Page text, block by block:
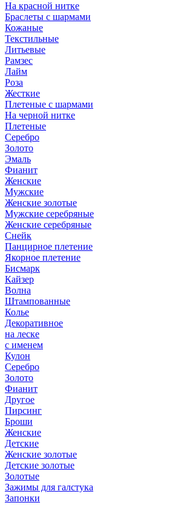
На красной нитке
Браслеты с шармами
Кожаные
Текстильные
Литьевые
Рамзес
Лайм
Роза
Жесткие
Плетеные с шармами
На черной нитке
Плетеные
Серебро
Золото
Эмаль
Фианит
Женские
Мужские
Женские золотые
Мужские серебряные
Женские серебряные
Снейк
Панцирное плетение
Якорное плетение
Бисмарк
Кайзер
Волна
Штампованные
Колье
Декоративное
на леске
с именем
Кулон
Серебро
Золото
Фианит
Другое
Пирсинг
Броши
Женские
Детские
Женские золотые
Детские золотые
Золотые
Зажимы для галстука
Запонки